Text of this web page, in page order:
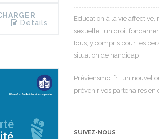
Details
Éducation à la vie affective,
sexuelle : un droit
tous, y compris pour les
situation de handicap
Préviensmoi.fr : un nouvel
prévenir vos partenaires en
SUIVEZ-NOUS